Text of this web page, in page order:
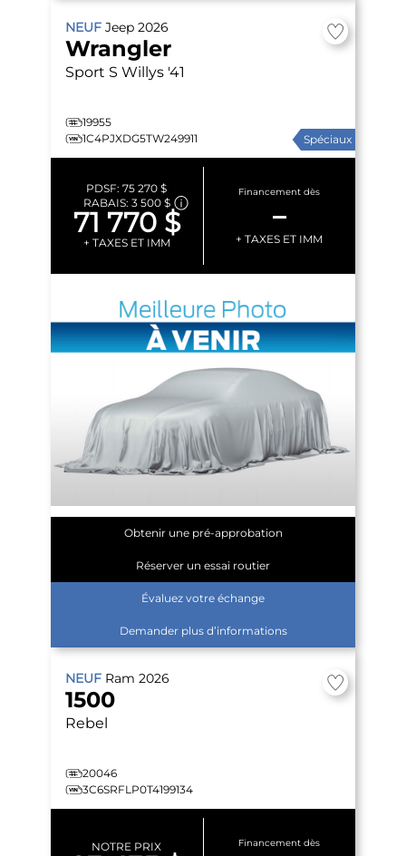
NEUF Jeep 2026
Wrangler
Sport S Willys '41
19955
1C4PJXDG5TW249911
Spéciaux
PDSF:75 270 $
RABAIS: 3 500 $
71 770 $
+ TAXES ET IMM
Financement dès
–
+ TAXES ET IMM
Obtenir une pré-approbation
Réserver un essai routier
Évaluez votre échange
Demander plus d’informations
NEUF Ram 2026
1500
Rebel
20046
3C6SRFLP0T4199134
NOTRE PRIX Financement dès